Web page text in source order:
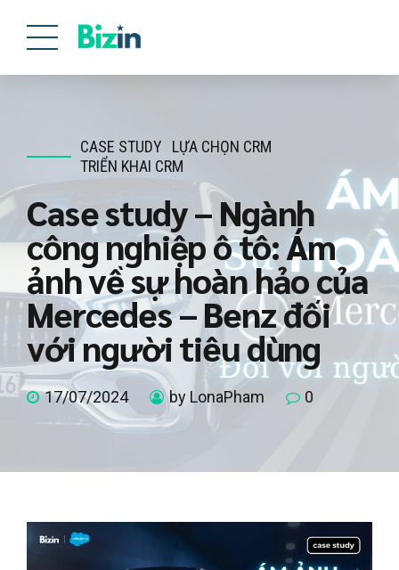
CASE STUDY
LỰA CHỌN CRM
TRIỂN KHAI CRM
Case study – Ngành
công nghiệp ô tô: Ám
ảnh về sự hoàn hảo của
Mercedes – Benz đối
với người tiêu dùng
17/07/2024 by LonaPham 0